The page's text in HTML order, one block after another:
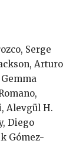
Serge
Arturo
Alevgül H.
Diego
Gómez-